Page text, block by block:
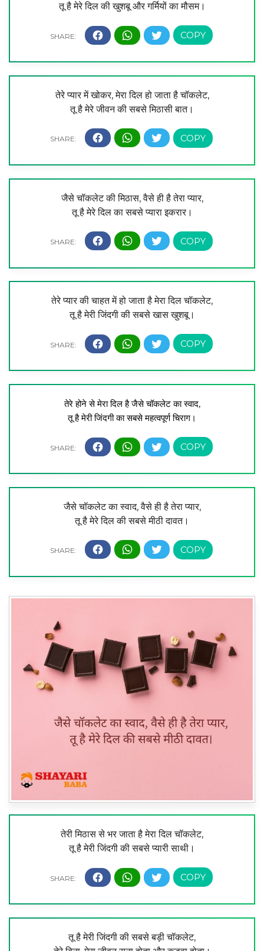
तू है मेरे दिल की खुशबू और गर्मियों का मौसम।
तेरे प्यार में खोकर, मेरा दिल हो जाता है चॉकलेट,
तू है मेरे जीवन की सबसे मिठासी बात।
जैसे चॉकलेट की मिठास, वैसे ही है तेरा प्यार,
तू है मेरे दिल का सबसे प्यारा इकरार।
तेरे प्यार की चाहत में हो जाता है मेरा दिल चॉकलेट,
तू है मेरी जिंदगी की सबसे खास खुशबू।
तेरे होने से मेरा दिल है जैसे चॉकलेट का स्वाद,
तू है मेरी जिंदगी का सबसे महत्वपूर्ण चिराग।
जैसे चॉकलेट का स्वाद, वैसे ही है तेरा प्यार,
तू है मेरे दिल की सबसे मीठी दावत।
तेरी मिठास से भर जाता है मेरा दिल चॉकलेट,
तू है मेरी जिंदगी की सबसे प्यारी साथी।
तू है मेरी जिंदगी की सबसे बड़ी चॉकलेट,